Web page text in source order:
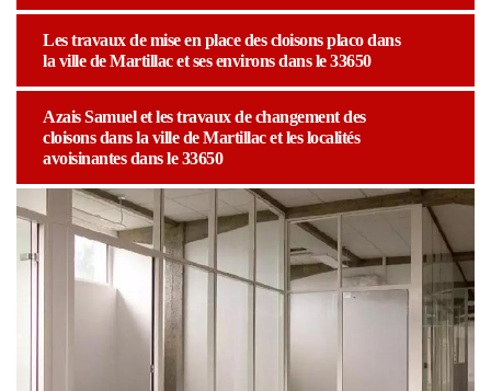
Les travaux de mise en place des cloisons placo dans
la ville de Martillac et ses environs dans le 33650
Azais Samuel et les travaux de changement des
cloisons dans la ville de Martillac et les localités
avoisinantes dans le 33650